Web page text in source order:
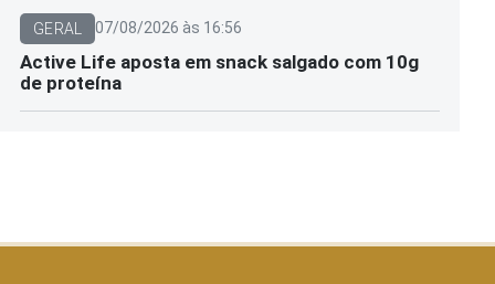
GERAL 07/08/2026 às 16:56
Active Life aposta em snack salgado com 10g
de proteína